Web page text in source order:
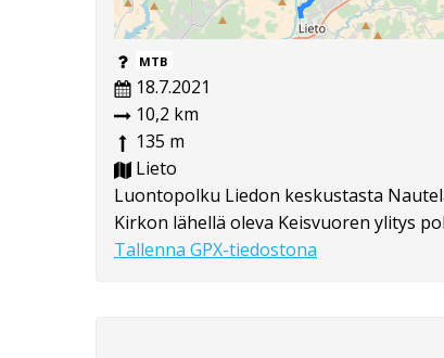
MTB
18.7.2021
10,2 km
135 m
Lieto
Luontopolku Liedon keskustasta
Kirkon lähellä oleva Keisvuoren ylitys
Tallenna GPX-tiedostona